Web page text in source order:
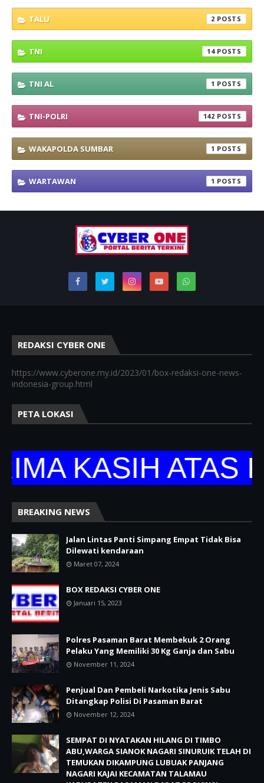
TALU 2
TNI 14
TNI AL 1
TNI-POLRI 142
WAKAPOLDA SUMBAR 1
WARTAWAN 1
REDAKSI CYBER ONE
https://www.cyberone.my.id/2023/01/box-redaksi-one-news-
indonesia-group.html
PETA LOKASI
KASIH ATAS
BREAKING NEWS
Jalan Lintas Panti Simpang Empat Tidak Bisa
Dilewati kendaraan
Maret 07, 2024
BOX REDAKSI CYBER ONE
Januari 15, 2023
Polres Pasaman Barat Membekuk 2 Orang
Pelaku Yang Memiliki 30 Kg Ganja dan Sabu
November 11, 2024
Penjual Dan Pembeli Narkotika Jenis Sabu
Ditangkap Polisi Di Pasaman Barat
November 12, 2024
SEMPAT DI NYATAKAN HILANG DI TIMBO
ABU,WARGA SIANOK NAGARI SINURUIK TELAH DI
TEMUKAN DIKAMPUNG LUBUAK PANJANG
NAGARI KAJAI KECAMATAN TALAMAU